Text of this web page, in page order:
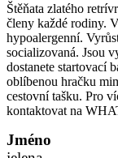
Štěňata zlatého
členy každé rodiny.
hypoalergenní.
socializovaná. Jsou
dostanete startovací
oblíbenou hračku
cestovní tašku. Pro
kontaktovat na
Jméno